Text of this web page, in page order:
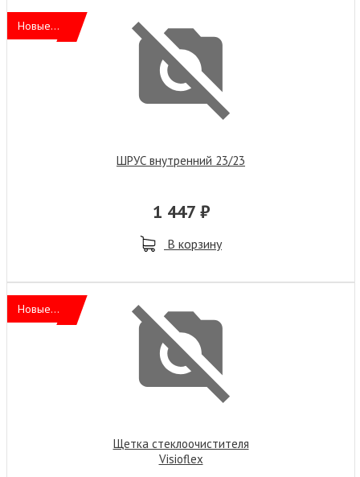
Новые...
ШРУС внутренний 23/23
1 447 ₽
В корзину
Новые...
Щетка стеклоочистителя
Visioflex